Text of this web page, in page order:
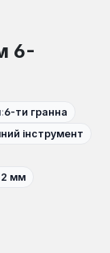
6-
6-ти гранна
інструмент
мм